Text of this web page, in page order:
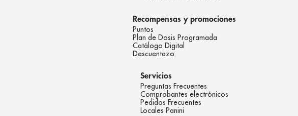
Recompensas y promociones
Puntos
Plan de Dosis Programada
Catálogo Digital
Descuentazo
Servicios
Preguntas Frecuentes
Comprobantes electrónicos
Pedidos Frecuentes
Locales Panini